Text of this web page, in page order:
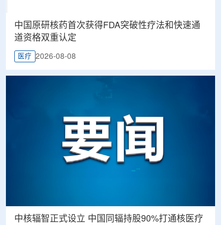
中国原研核药首次获得FDA突破性疗法和快速通
道资格双重认定
医疗 2026-08-08
中核辐智正式设立 中国同辐持股90%打通核医疗